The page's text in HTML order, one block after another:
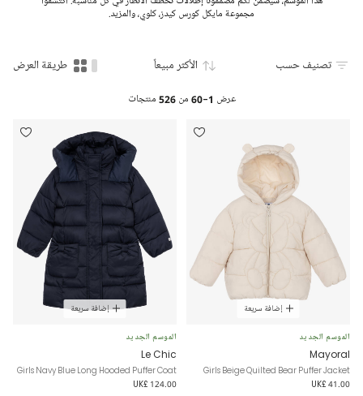
مجموعة مايكل كورس كيدز، كلوي، والمزيد.
تصنيف حسب الأكثر مبيعاً طريقة العرض
عرض 1-60 من526 منتجات
إضافة سريعة
الموسم الجديد
Mayoral
Girls Beige Quilted Bear Puffer Jacket
UK£ 41.00
إضافة سريعة
الموسم الجديد
Le Chic
Girls Navy Blue Long Hooded Puffer Coat
UK£ 124.00